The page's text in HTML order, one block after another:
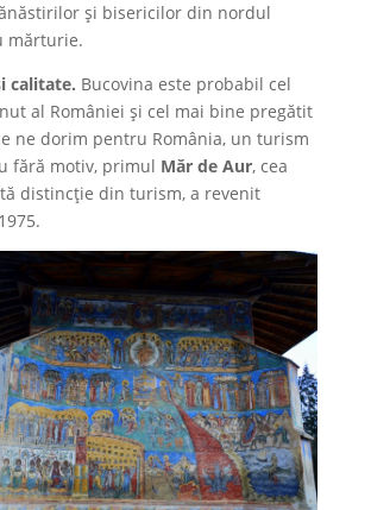
şi bisericilor din nordul
mărturie.
calitate. Bucovina este probabil cel
al României şi cel mai bine pregătit
ne dorim pentru România, un turism
fără motiv, primul Măr de Aur, cea
distincţie din turism, a revenit